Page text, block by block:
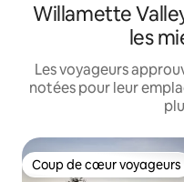
Willamette
les
Les voyageurs
notées pour leur
Coup de cœur voyageurs
Coup de cœur voyageurs